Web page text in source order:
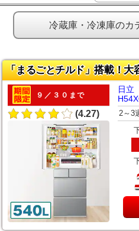
冷蔵庫・冷凍庫のカ
「まるごとチルド」搭載！大
９／３０まで
(4.27)
日
2～3